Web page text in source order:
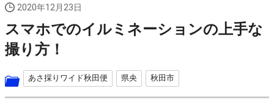
2020年12月23日
スマホでのイルミネーションの上手な
撮り方！
あさ採りワイド秋田便 県央 秋田市